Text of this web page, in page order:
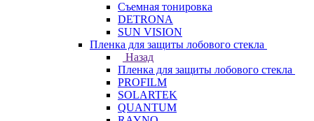
Съемная тонировка
DETRONA
SUN VISION
Пленка для защиты лобового стекла
Назад
Пленка для защиты лобового стекла
PROFILM
SOLARTEK
QUANTUM